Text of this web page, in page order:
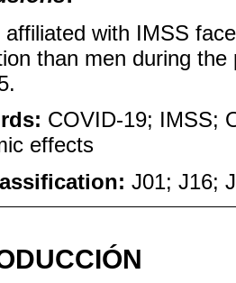
affiliated with IMSS
than men during
COVID-19; IMSS;
effects
J01; J16;